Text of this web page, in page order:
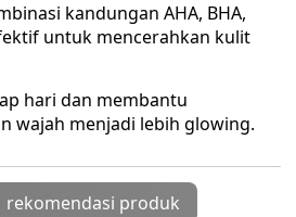
kandungan AHA, BHA,
untuk mencerahkan kulit
hari dan membantu
wajah menjadi lebih glowing.
rekomendasi produk